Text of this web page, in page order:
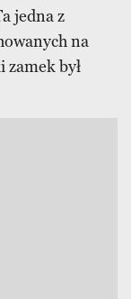
jedna z
na
zamek był